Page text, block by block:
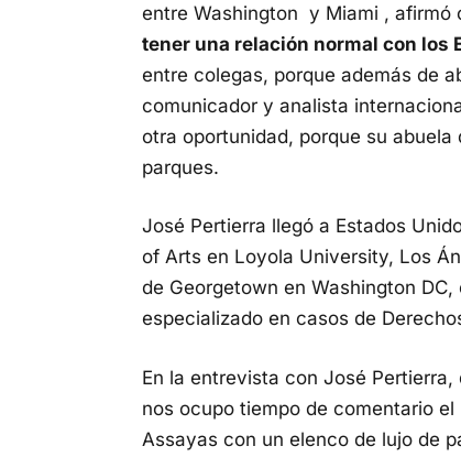
entre Washington y Miami , afirmó
tener una relación normal con los
entre colegas, porque además de
comunicador y analista
otra oportunidad, porque su
parques.
José Pertierra llegó a Estados
of Arts en Loyola University, Los
de Georgetown en Washington
especializado en casos de
En la entrevista con José
nos ocupo tiempo de comentario
Assayas con un elenco de lujo de